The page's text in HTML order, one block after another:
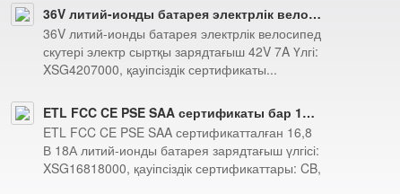
36V литий-ионды батарея электрлік велосипед скутері электр сыртқы зарядтағыш 42V 7A
36V литий-ионды батарея электрлік велосипед
скутері электр сыртқы зарядтағыш 42V 7A Үлгі:
XSG4207000, қауіпсіздік сертификаты...
ETL FCC CE PSE SAA сертификаты бар 16,8 В 18 А литий-ионды батарея зарядтағыш
ETL FCC CE PSE SAA сертификатталған 16,8
В 18А литий-ионды батарея зарядтағыш үлгісі:
XSG16818000, қауіпсіздік сертификаттары: CB,